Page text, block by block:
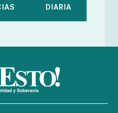
DIARIA